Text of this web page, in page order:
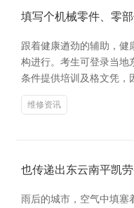
填写个机械零件、零
跟着健康遒劲的辅助，健
构进行。考生可登录当地
条件提供培训及格文凭，
维修资讯
也传递出东云南平凯
雨后的城市，空气中填塞